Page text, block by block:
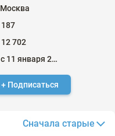
Москва
187
12 702
с 11 января 2013
+ Подписаться
Сначала старые